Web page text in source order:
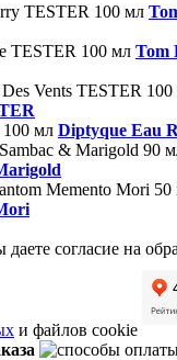
Tom
Diptyque Eau
согласие на
и файлов cookie